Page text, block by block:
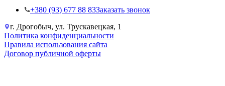
+38‎0 (93) 677 88 83Заказать звонок
г. Дрогобыч, ул. Трускавецкая, 1
Политика конфиденциальности
Правила использования сайта
Договор публичной оферты